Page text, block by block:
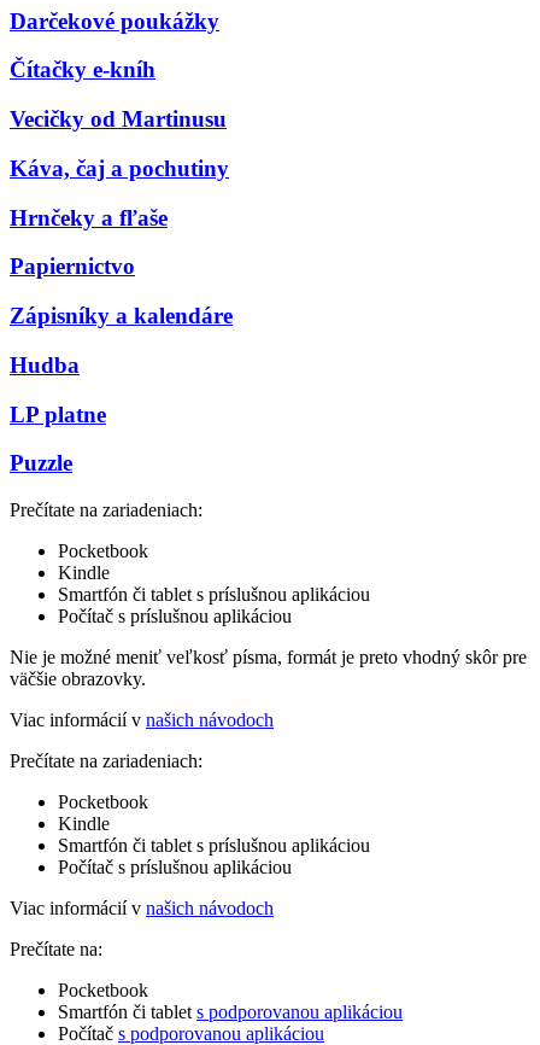
Darčekové poukážky
Čítačky e-kníh
Vecičky od Martinusu
Káva, čaj a pochutiny
Hrnčeky a fľaše
Papiernictvo
Zápisníky a kalendáre
Hudba
LP platne
Puzzle
Prečítate na zariadeniach:
Pocketbook
Kindle
Smartfón či tablet s príslušnou aplikáciou
Počítač s príslušnou aplikáciou
Nie je možné meniť veľkosť písma, formát je preto vhodný skôr pre
väčšie obrazovky.
Viac informácií v našich návodoch
Prečítate na zariadeniach:
Pocketbook
Kindle
Smartfón či tablet s príslušnou aplikáciou
Počítač s príslušnou aplikáciou
Viac informácií v našich návodoch
Prečítate na:
Pocketbook
Smartfón či tablet s podporovanou aplikáciou
Počítač s podporovanou aplikáciou